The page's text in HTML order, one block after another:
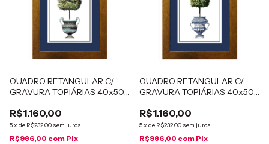
QUADRO RETANGULAR C/
GRAVURA TOPIÁRIAS 40x50
R$1.160,00
5x de R$232,00 sem juros
R$986,00 com Pix
QUADRO RETANGULAR C/
GRAVURA TOPIÁRIAS 40x50
R$1.160,00
5x de R$232,00 sem juros
R$986,00 com Pix